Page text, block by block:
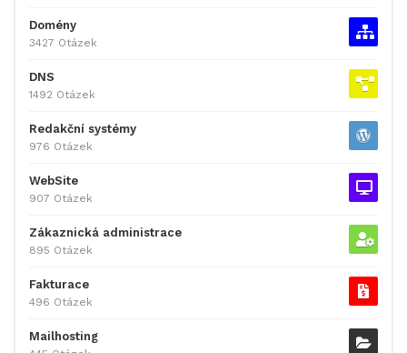
Domény
3427 Otázek
DNS
1492 Otázek
Redakční systémy
976 Otázek
WebSite
907 Otázek
Zákaznická administrace
895 Otázek
Fakturace
496 Otázek
Mailhosting